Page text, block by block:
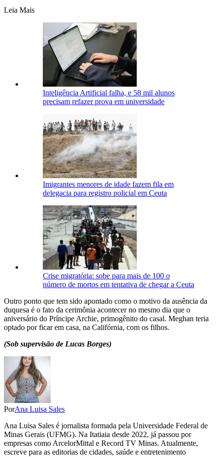
Leia Mais
Inteligência Artificial falha, e 58 mil alunos
precisam refazer prova em universidade
Imigrantes menores de idade fazem fila em
delegacia para registro policial em Ceuta
Crise migratória: sobe para mais de 100 o
número de mortos em tentativa de chegar a Ceuta
Outro ponto que tem sido apontado como o motivo da ausência da
duquesa é o fato da cerimônia acontecer no mesmo dia que o
aniversário do Príncipe Archie, primogênito do casal. Meghan teria
optado por ficar em casa, na Califórnia, com os filhos.
(Sob supervisão de Lucas Borges)
PorAna Luisa Sales
Ana Luisa Sales é jornalista formada pela Universidade Federal de
Minas Gerais (UFMG). Na Itatiaia desde 2022, já passou por
empresas como ArcelorMittal e Record TV Minas. Atualmente,
escreve para as editorias de cidades, saúde e entretenimento